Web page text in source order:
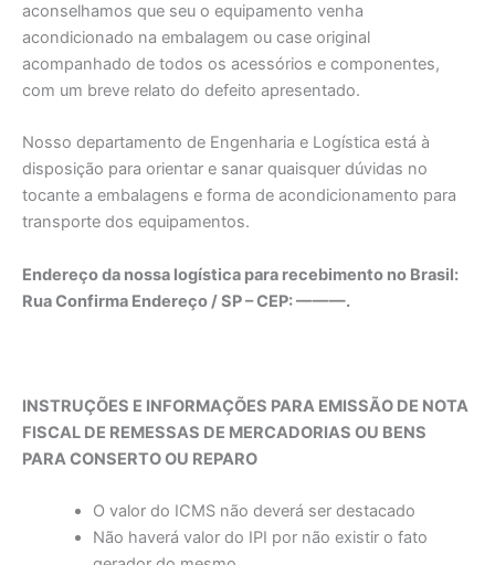
aconselhamos que seu o equipamento venha
acondicionado na embalagem ou case original
acompanhado de todos os acessórios e componentes,
com um breve relato do defeito apresentado.
Nosso departamento de Engenharia e Logística está à
disposição para orientar e sanar quaisquer dúvidas no
tocante a embalagens e forma de acondicionamento para
transporte dos equipamentos.
Endereço da nossa logística para recebimento no Brasil:
Rua Confirma Endereço / SP – CEP: ———.
INSTRUÇÕES E INFORMAÇÕES PARA EMISSÃO DE NOTA
FISCAL DE REMESSAS DE MERCADORIAS OU BENS
PARA CONSERTO OU REPARO
O valor do ICMS não deverá ser destacado
Não haverá valor do IPI por não existir o fato